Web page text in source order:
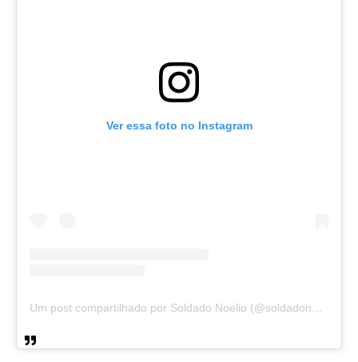
Ver essa foto no Instagram
Um post compartilhado por Soldado Noelio (@soldadonoelio)